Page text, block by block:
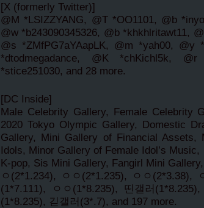
[X (formerly Twitter)]
@M *LSIZZYANG, @T *OO1101, @b
@w *b243090345326, @b *khkhlritawt11,
@s *ZMfPG7aYAapLK, @m *yah00, @y
*dtodmegadance, @K *chKichl5k,
*stice251030, and 28 more.
[DC Inside]
Male Celebrity Gallery, Female Celebrity
2020 Tokyo Olympic Gallery, Domestic
Gallery, Mini Gallery of Financial Assets,
Idols, Minor Gallery of Female Idol’s
K-pop, Sis Mini Gallery, Fangirl Mini
ㅇ(2*1.234), ㅇㅇ(2*1.235), ㅇㅇ(2*3.38),
(1*7.111), ㅇㅇ(1*8.235), 띤갤러
(1*8.235), 긷갤러(3*.7), and 197 more.